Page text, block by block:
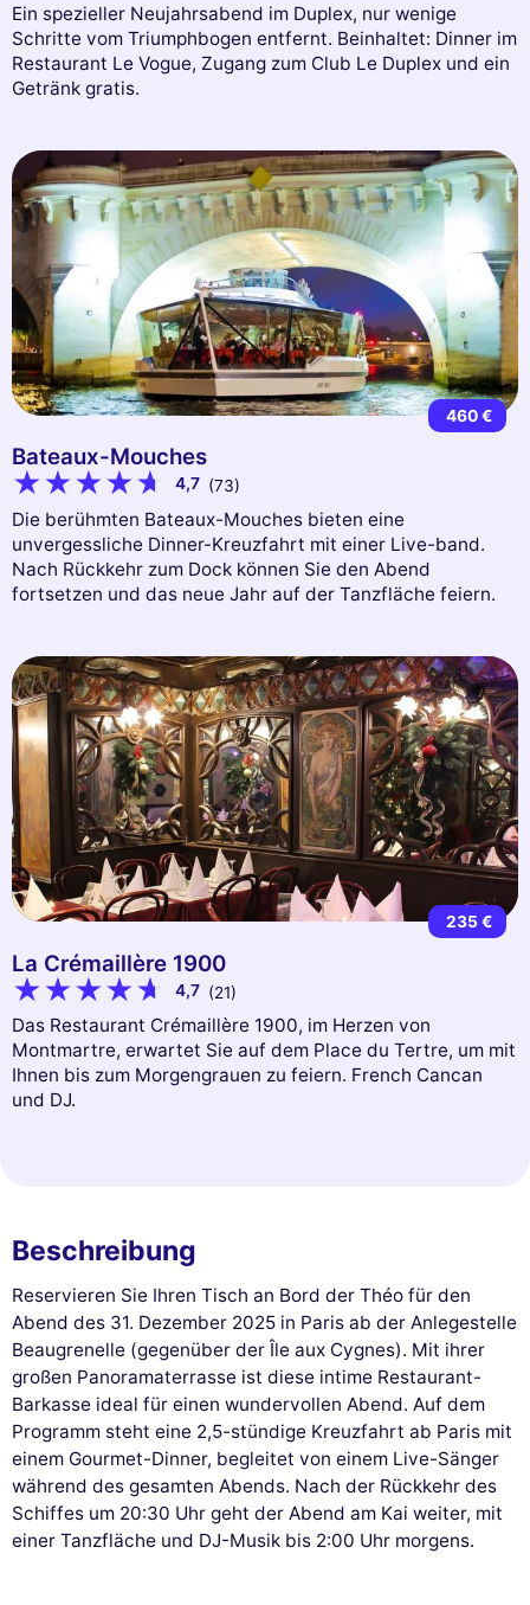
Ein spezieller Neujahrsabend im Duplex, nur wenige
Schritte vom Triumphbogen entfernt. Beinhaltet: Dinner im
Restaurant Le Vogue, Zugang zum Club Le Duplex und ein
Getränk gratis.
460 €
Bateaux-Mouches
4,7 (73)
Die berühmten Bateaux-Mouches bieten eine
unvergessliche Dinner-Kreuzfahrt mit einer Live-band.
Nach Rückkehr zum Dock können Sie den Abend
fortsetzen und das neue Jahr auf der Tanzfläche feiern.
235 €
La Crémaillère 1900
4,7 (21)
Das Restaurant Crémaillère 1900, im Herzen von
Montmartre, erwartet Sie auf dem Place du Tertre, um mit
Ihnen bis zum Morgengrauen zu feiern. French Cancan
und DJ.
Beschreibung
Reservieren Sie Ihren Tisch an Bord der Théo für den
Abend des 31. Dezember 2025 in Paris ab der Anlegestelle
Beaugrenelle (gegenüber der Île aux Cygnes). Mit ihrer
großen Panoramaterrasse ist diese intime Restaurant-
Barkasse ideal für einen wundervollen Abend. Auf dem
Programm steht eine 2,5-stündige Kreuzfahrt ab Paris mit
einem Gourmet-Dinner, begleitet von einem Live-Sänger
während des gesamten Abends. Nach der Rückkehr des
Schiffes um 20:30 Uhr geht der Abend am Kai weiter, mit
einer Tanzfläche und DJ-Musik bis 2:00 Uhr morgens.